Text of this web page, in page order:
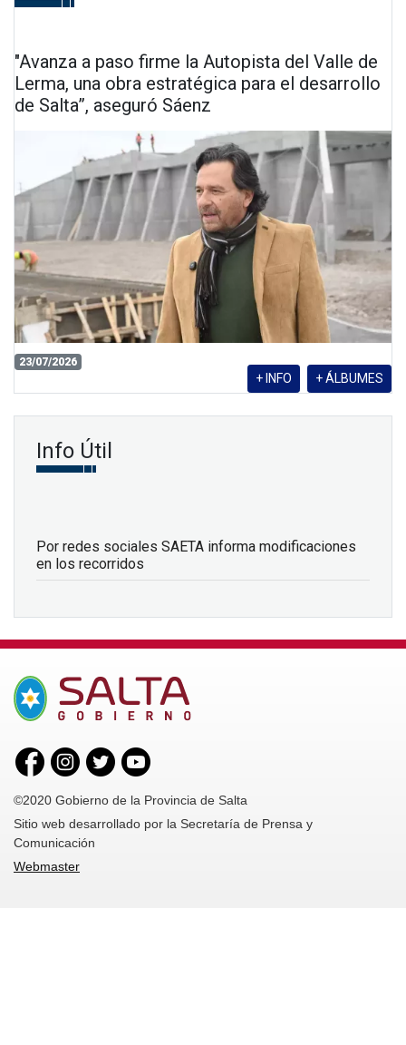
"Avanza a paso firme la Autopista del Valle de
Lerma, una obra estratégica para el desarrollo
de Salta”, aseguró Sáenz
23/07/2026
+ ÁLBUMES
+ INFO
Info Útil
Por redes sociales SAETA informa modificaciones
en los recorridos
©2020 Gobierno de la Provincia de Salta
Sitio web desarrollado por la Secretaría de Prensa y
Comunicación
Webmaster